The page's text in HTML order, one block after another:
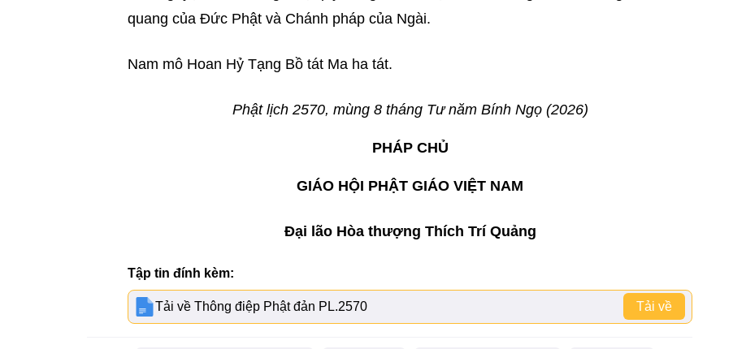
quang của Đức Phật và Chánh pháp của Ngài.
Nam mô Hoan Hỷ Tạng Bồ tát Ma ha tát.
Phật lịch 2570, mùng 8 tháng Tư năm Bính Ngọ (2026)
PHÁP CHỦ
GIÁO HỘI PHẬT GIÁO VIỆT NAM
Đại lão Hòa thượng Thích Trí Quảng
Tập tin đính kèm:
Tải về Thông điệp Phật đản PL.2570 Tải về